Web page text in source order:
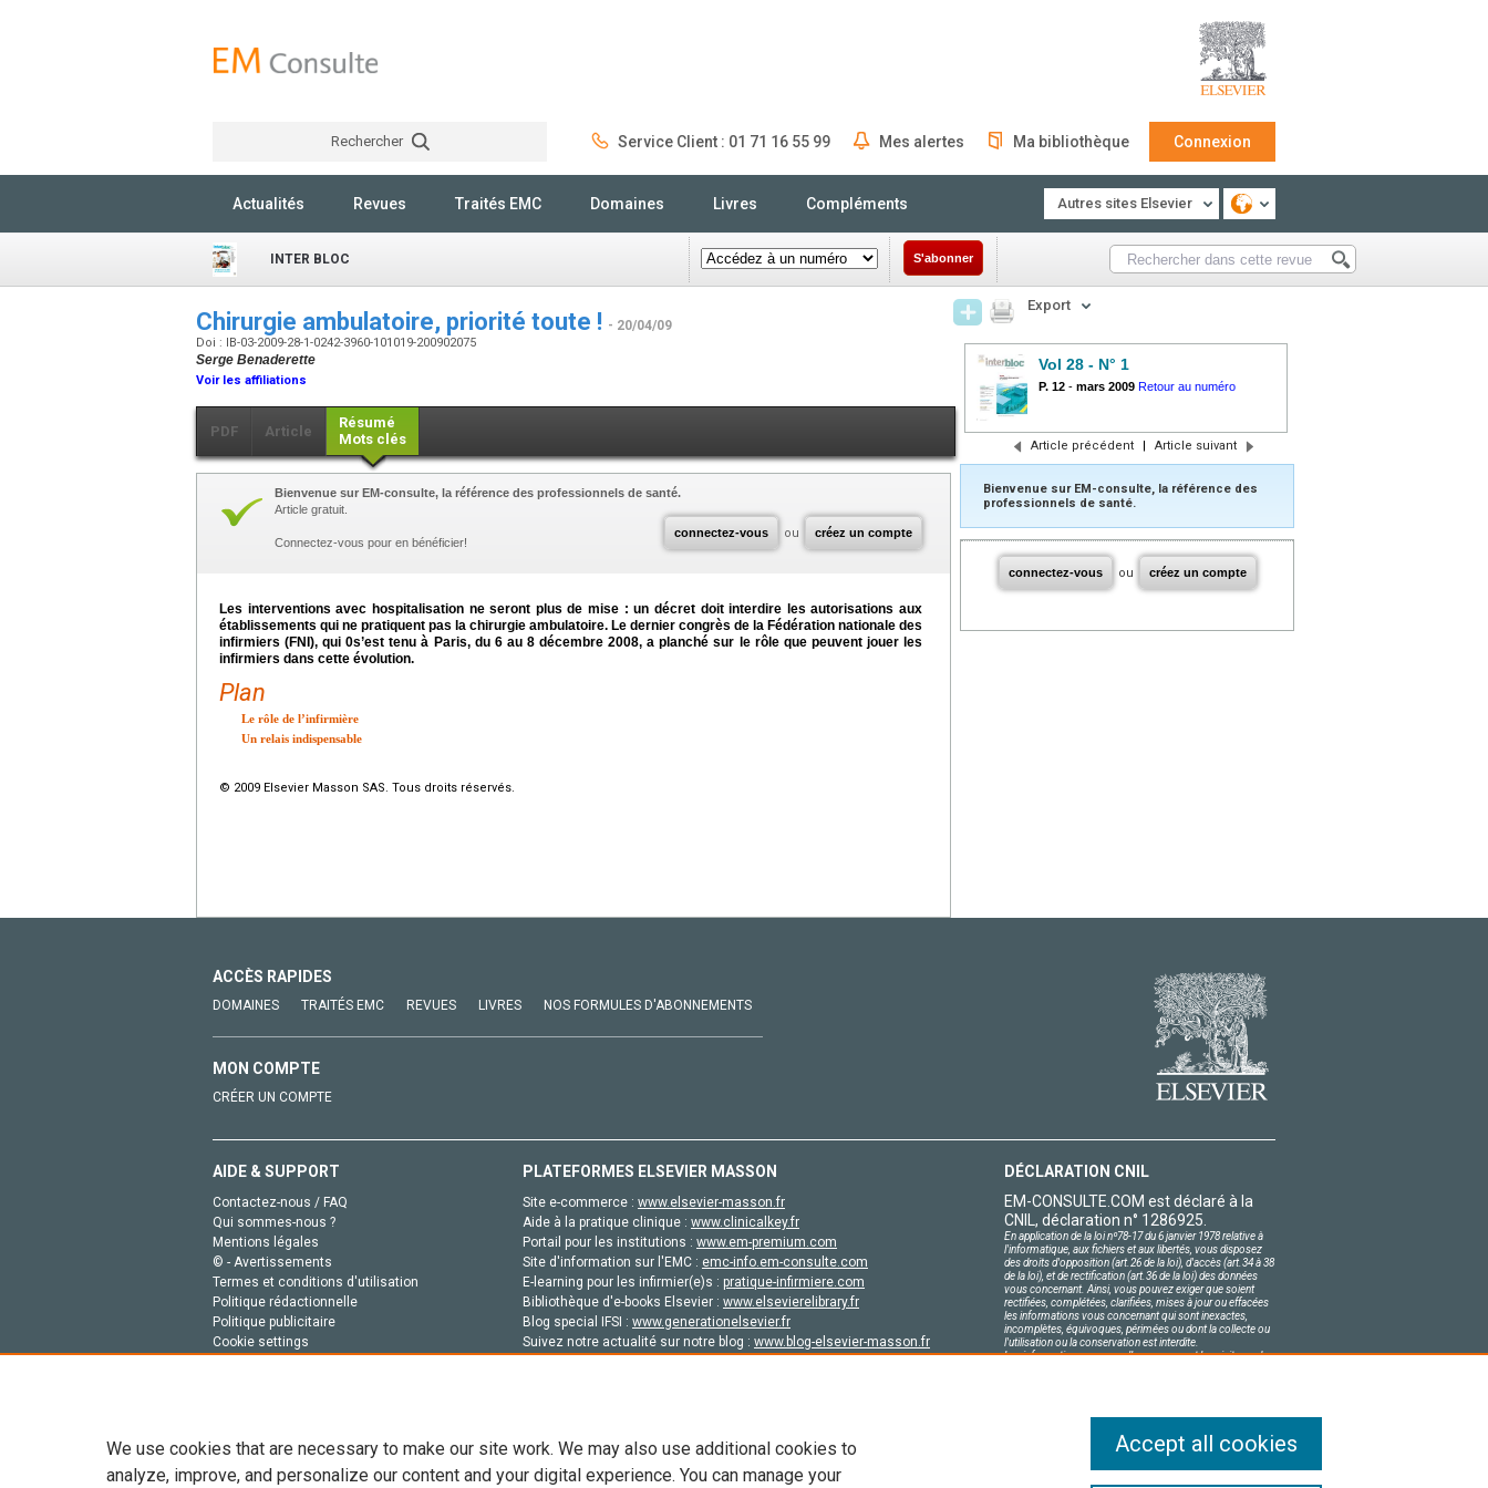
Rechercher Service Client : 01 71 16 55 99 Mes alertes Ma bibliothèque Connexion
Actualités Revues Traités EMC Domaines Livres Compléments Autres sites Elsevier
INTER BLOC S'abonner
Chirurgie ambulatoire, priorité toute ! - 20/04/09
Doi : IB-03-2009-28-1-0242-3960-101019-200902075
Serge Benaderette
Voir les affiliations
PDF Article
Résumé
Mots clés
connectez-vous ou créez un compte
Bienvenue sur EM-consulte, la référence des professionnels de santé.
Article gratuit.
Connectez-vous pour en bénéficier!
Les interventions avec hospitalisation ne seront plus de mise : un décret doit interdire les autorisations aux
établissements qui ne pratiquent pas la chirurgie ambulatoire. Le dernier congrès de la Fédération nationale des
infirmiers (FNI), qui 0s’est tenu à Paris, du 6 au 8 décembre 2008, a planché sur le rôle que peuvent jouer les
infirmiers dans cette évolution.
Plan
Le rôle de l’infirmière
Un relais indispensable
© 2009 Elsevier Masson SAS. Tous droits réservés.
Export
Vol 28 - N° 1
P. 12 - mars 2009 Retour au numéro
Article précédent | Article suivant
Bienvenue sur EM-consulte, la référence des
professionnels de santé.
connectez-vous ou créez un compte
ACCÈS RAPIDES
DOMAINES TRAITÉS EMC REVUES LIVRES NOS FORMULES D'ABONNEMENTS
MON COMPTE
CRÉER UN COMPTE
AIDE & SUPPORT
Contactez-nous / FAQ
Qui sommes-nous ?
Mentions légales
© - Avertissements
Termes et conditions d'utilisation
Politique rédactionnelle
Politique publicitaire
Cookie settings
PLATEFORMES ELSEVIER MASSON
Site e-commerce : www.elsevier-masson.fr
Aide à la pratique clinique : www.clinicalkey.fr
Portail pour les institutions : www.em-premium.com
Site d'information sur l'EMC : emc-info.em-consulte.com
E-learning pour les infirmier(e)s : pratique-infirmiere.com
Bibliothèque d'e-books Elsevier : www.elsevierelibrary.fr
Blog special IFSI : www.generationelsevier.fr
Suivez notre actualité sur notre blog : www.blog-elsevier-masson.fr
DÉCLARATION CNIL
EM-CONSULTE.COM est déclaré à la
CNIL, déclaration n° 1286925.
En application de la loi nº78-17 du 6 janvier 1978 relative à
l'informatique, aux fichiers et aux libertés, vous disposez
des droits d'opposition (art.26 de la loi), d'accès (art.34 à 38
de la loi), et de rectification (art.36 de la loi) des données
vous concernant. Ainsi, vous pouvez exiger que soient
rectifiées, complétées, clarifiées, mises à jour ou effacées
les informations vous concernant qui sont inexactes,
incomplètes, équivoques, périmées ou dont la collecte ou
l'utilisation ou la conservation est interdite.
Les informations personnelles concernant les visiteurs de
We use cookies that are necessary to make our site work. We may also use additional cookies to
analyze, improve, and personalize our content and your digital experience. You can manage your
Accept all cookies